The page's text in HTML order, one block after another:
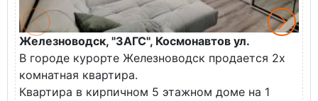
Железноводск, "ЗАГС", Космонавтов ул.
В городе курорте Железноводск продается 2х
комнатная квартира.
Квартира в кирпичном 5 этажном доме на 1